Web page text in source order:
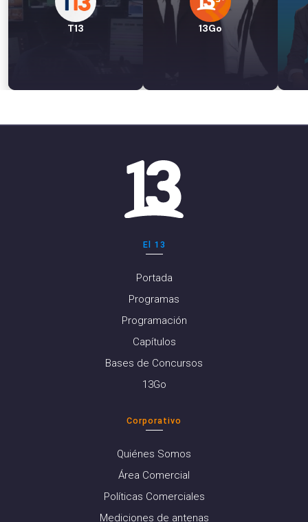
T13 13Go
El 13
Portada
Programas
Programación
Capítulos
Bases de Concursos
13Go
Corporativo
Quiénes Somos
Área Comercial
Políticas Comerciales
Mediciones de antenas